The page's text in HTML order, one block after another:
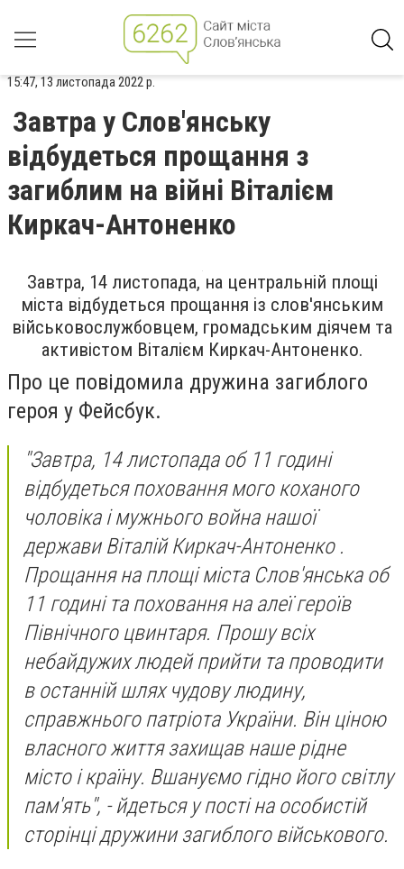
15:47, 13 листопада 2022 р.
Завтра у Слов'янську
відбудеться прощання з
загиблим на війні Віталієм
Киркач-Антоненко
Завтра, 14 листопада, на центральній площі
міста відбудеться прощання із слов'янським
військовослужбовцем, громадським діячем та
активістом Віталієм Киркач-Антоненко.
Про це повідомила дружина загиблого
героя у Фейсбук.
"Завтра, 14 листопада об 11 годині
відбудеться поховання мого коханого
чоловіка і мужнього война нашої
держави Віталій Киркач-Антоненко.
Прощання на площі міста Слов'янська об
11 годині та поховання на алеї героїв
Північного цвинтаря. Прошу всіх
небайдужих людей прийти та проводити
в останній шлях чудову людину,
справжнього патріота України. Він ціною
власного життя захищав наше рідне
місто і країну. Вшануємо гідно його світлу
пам'ять", - йдеться у пості на особистій
сторінці дружини загиблого військового.